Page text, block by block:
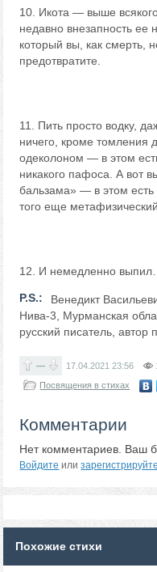
10. Икота — выше
недавно внезапность ее
который вы, как смерть,
предотвратите.
11. Пить просто водку,
ничего, кроме томления
одеколоном — в этом
никакого пафоса. А вот
бальзама» — в этом
того еще
12. И немедленно выпил…
P.S.:
Венедикт
Нива-3, Мурманская
русский писатель,
— 17.04.202123:56
Посвящения в стихах
Комментарии
Нет комментариев. Ваш
Войдите или
Похожие стихи